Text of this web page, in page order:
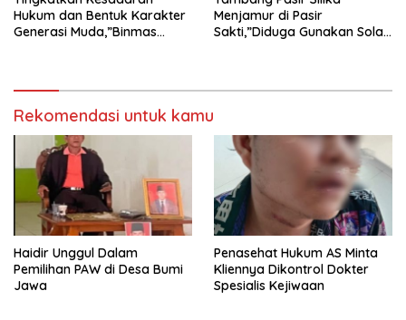
Hukum dan Bentuk Karakter
Generasi Muda,”Binmas
Menjamur di Pasir
Sakti,”Diduga Gunakan Solar
Rekomendasi untuk kamu
Haidir Unggul Dalam
Pemilihan PAW di Desa Bumi
Jawa
Penasehat Hukum AS Minta
Kliennya Dikontrol Dokter
Spesialis Kejiwaan